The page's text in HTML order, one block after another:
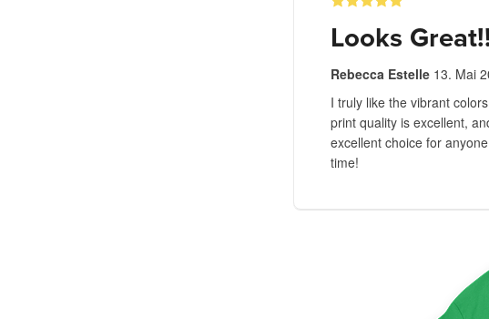
Looks Great!!
Rebecca Estelle 13. Mai
I truly like the vibrant
print quality is excellent,
excellent choice for
time!